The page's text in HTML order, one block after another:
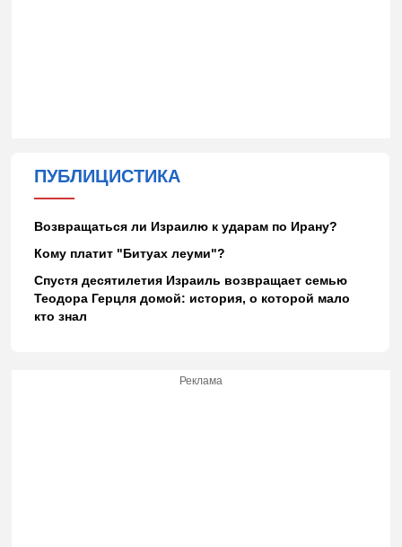
ПУБЛИЦИСТИКА
Возвращаться ли Израилю к ударам по Ирану?
Кому платит "Битуах леуми"?
Спустя десятилетия Израиль возвращает семью
Теодора Герцля домой: история, о которой мало
кто знал
Реклама